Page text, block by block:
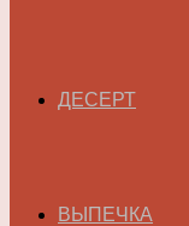
ДЕСЕРТ
ВЫПЕЧКА